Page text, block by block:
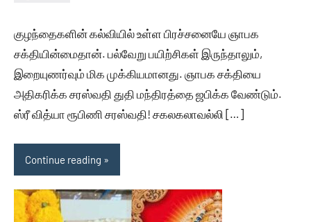
குழந்தைகளின் கல்வியில் உள்ள பிரச்சனையே ஞாபக
சக்தியின்மைதான். பல்வேறு பயிற்சிகள் இருந்தாலும்,
இறையுணர்வும் மிக முக்கியமானது. ஞாபக சக்தியை
அதிகரிக்க சரஸ்வதி துதி மந்திரத்தை ஜபிக்க வேண்டும்.
ஸ்ரீ வித்யா ரூபிணி சரஸ்வதி! சகலகலாவல்லி […]
Continue reading